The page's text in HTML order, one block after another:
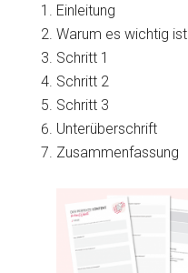
Einleitung
Warum es wichtig ist
Schritt 1
Schritt 2
Schritt 3
Unterüberschrift
Zusammenfassung